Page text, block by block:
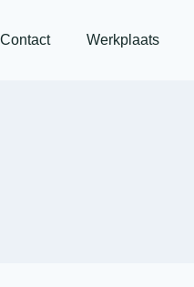
Contact Werkplaats